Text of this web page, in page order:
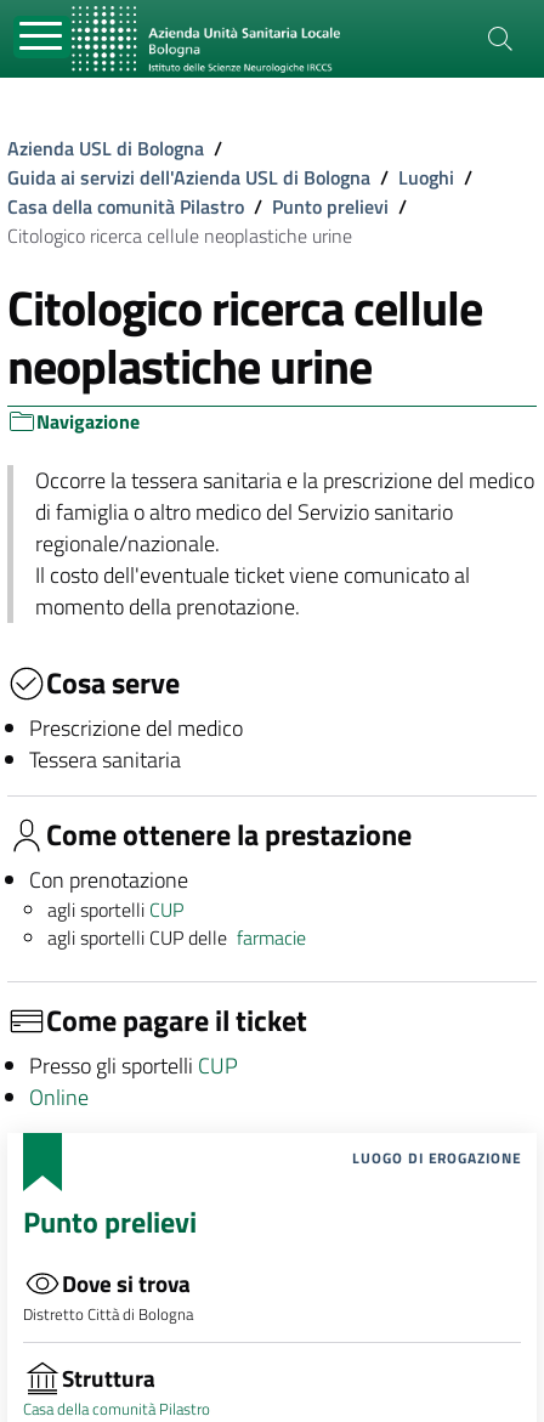
Azienda USL di Bologna /
Guida ai servizi dell'Azienda USL di Bologna / Luoghi /
Casa della comunità Pilastro / Punto prelievi /
Citologico ricerca cellule neoplastiche urine
Citologico ricerca cellule
neoplastiche urine
Navigazione
Occorre la tessera sanitaria e la prescrizione del medico
di famiglia o altro medico del Servizio sanitario
regionale/nazionale.
Il costo dell'eventuale ticket viene comunicato al
momento della prenotazione.
Cosa serve
Prescrizione del medico
Tessera sanitaria
Come ottenere la prestazione
Con prenotazione
agli sportelli CUP
agli sportelli CUP dellefarmacie
Come pagare il ticket
Presso gli sportelli CUP
Online
LUOGO DI EROGAZIONE
Punto prelievi
Dove si trova
Distretto Città di Bologna
Struttura
Casa della comunità Pilastro